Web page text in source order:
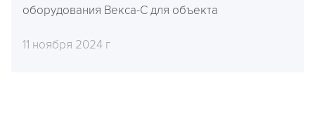
оборудования Векса-С для объекта
11 ноября 2024 г